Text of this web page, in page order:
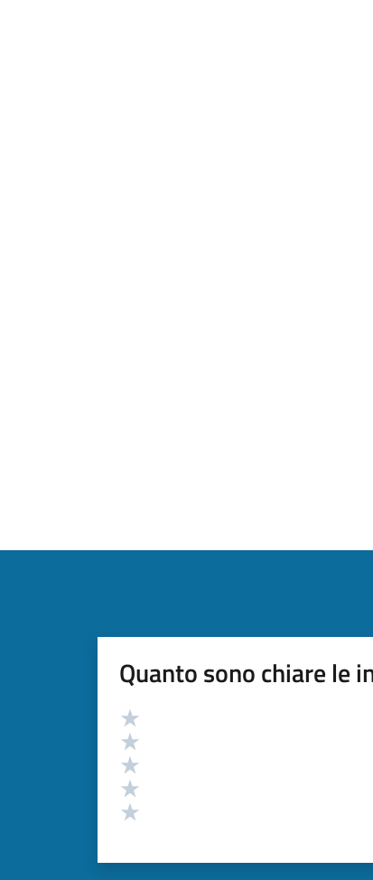
Quanto sono chiare le
Valutazione